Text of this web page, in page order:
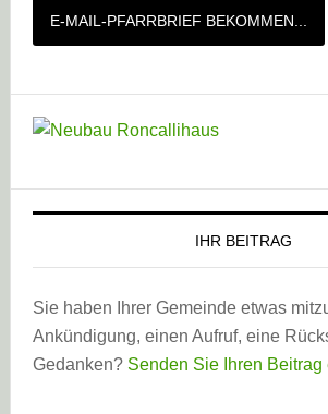
E-MAIL-PFARRBRIEF BEKOMMEN...
IHR BEITRAG
Sie haben Ihrer Gemeinde etwas
Ankündigung, einen Aufruf, eine
Gedanken? Senden Sie Ihren Beitrag